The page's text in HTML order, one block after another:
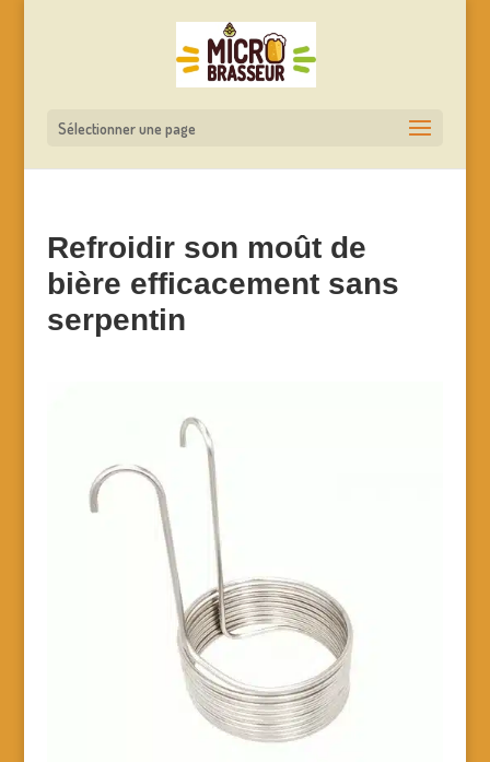
Sélectionner une page
Refroidir son moût de
bière efficacement sans
serpentin